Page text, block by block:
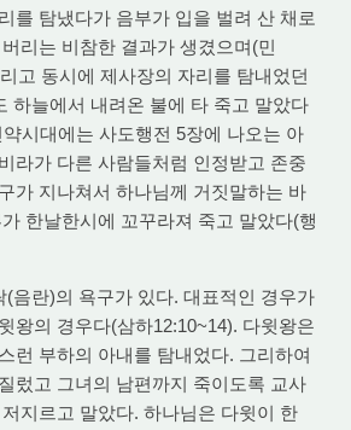
를 탐냈다가 음부가 입을 벌려 산 채로
리는 비참한 결과가 생겼으며(민
고 동시에 제사장의 자리를 탐내었던
하늘에서 내려온 불에 타 죽고 말았다
약시대에는 사도행전 5장에 나오는 아
라가 다른 사람들처럼 인정받고 존중
가 지나쳐서 하나님께 거짓말하는 바
한날한시에 꼬꾸라져 죽고 말았다(행
(음란)의 욕구가 있다. 대표적인 경우가
왕의 경우다(삼하12:10~14). 다윗왕은
런 부하의 아내를 탐내었다. 그리하여
렀고 그녀의 남편까지 죽이도록 교사
지르고 말았다. 하나님은 다윗이 한